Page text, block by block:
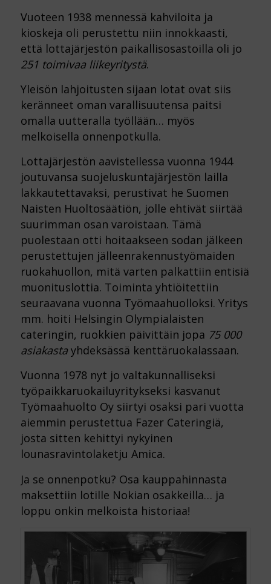
Vuoteen 1938 mennessä kahviloita ja
kioskeja oli perustettu niin innokkaasti,
että lottajärjestön paikallisosastoilla oli jo
251 toimivaa liikeyritystä.
Yleisön lahjoitusten sijaan lotat ovat siis
keränneet oman varallisuutensa paitsi
omalla uutteralla työllään… myös
melkoisella onnenpotkulla.
Lottajärjestön aavistellessa vuonna 1944
joutuvansa suojeluskuntajärjestön lailla
lakkautettavaksi, perustivat he Suomen
Naisten Huoltosäätiön, jolle ehtivät siirtää
suurimman osan varoistaan. Tämä
puolestaan otti hoitaakseen sodan jälkeen
perustettujen jälleenrakennus­työmaiden
ruokahuollon, mitä varten palkattiin entisiä
muonituslottia. Toiminta yhtiöitettiin
seuraavana vuonna Työmaahuolloksi. Yritys
mm. hoiti Helsingin Olympialaisten
cateringin, ruokkien päivittäin jopa 75 000
asiakastayhdeksässä kenttäruokalassaan.
Vuonna 1978 nyt jo valtakunnalliseksi
työpaikkaruokailuyritykseksi kasvanut
Työmaahuolto Oy siirtyi osaksi pari vuotta
aiemmin perustettua Fazer Cateringiä,
josta sitten kehittyi nykyinen
lounasravintola­ketju Amica.
Ja se onnenpotku? Osa kauppahinnasta
maksettiin lotille Nokian osakkeilla… ja
loppu onkin melkoista historiaa!